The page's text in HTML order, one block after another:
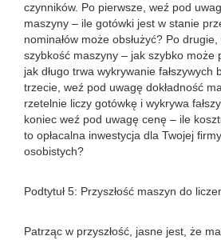
czynników. Po pierwsze, weź pod
maszyny – ile gotówki jest w stanie
nominałów może obsłużyć? Po
szybkość maszyny – jak szybko może
jak długo trwa wykrywanie fałszywych
trzecie, weź pod uwagę dokładność
rzetelnie liczy gotówkę i wykrywa
koniec weź pod uwagę cenę – ile
to opłacalna inwestycja dla Twojej
osobistych?
Podtytuł 5: Przyszłość maszyn do
Patrząc w przyszłość, jasne jest, że